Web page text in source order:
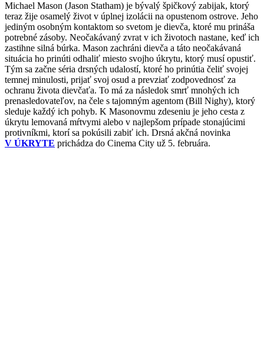
Michael Mason (Jason Statham) je bývalý špičkový zabijak, ktorý
teraz žije osamelý život v úplnej izolácii na opustenom ostrove. Jeho
jediným osobným kontaktom so svetom je dievča, ktoré mu prináša
potrebné zásoby. Neočakávaný zvrat v ich životoch nastane, keď ich
zastihne silná búrka. Mason zachráni dievča a táto neočakávaná
situácia ho prinúti odhaliť miesto svojho úkrytu, ktorý musí opustiť.
Tým sa začne séria drsných udalostí, ktoré ho prinútia čeliť svojej
temnej minulosti, prijať svoj osud a prevziať zodpovednosť za
ochranu života dievčaťa. To má za následok smrť mnohých ich
prenasledovateľov, na čele s tajomným agentom (Bill Nighy), ktorý
sleduje každý ich pohyb. K Masonovmu zdeseniu je jeho cesta z
úkrytu lemovaná mŕtvymi alebo v najlepšom prípade stonajúcimi
protivníkmi, ktorí sa pokúsili zabiť ich. Drsná akčná novinka
V ÚKRYTE prichádza do Cinema City už 5. februára.